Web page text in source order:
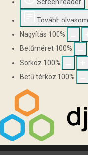
Screen reader
Tovább olvasom
Nagyítás 100%
Betűméret 100%
Sorköz 100%
Betű térköz 100%